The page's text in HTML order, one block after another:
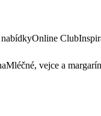
Online Club
Mléčné, vejce a